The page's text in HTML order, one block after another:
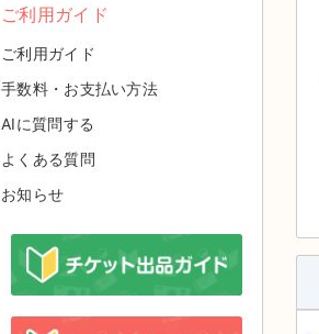
ご利用ガイド
ご利用ガイド
手数料・お支払い方法
AIに質問する
よくある質問
お知らせ